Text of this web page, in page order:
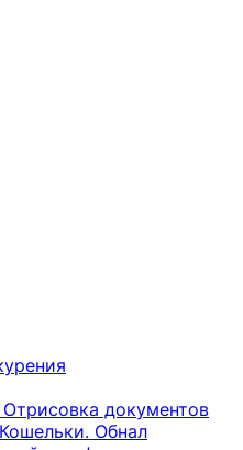
документов
Обнал